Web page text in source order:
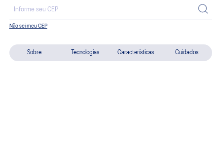
Sobre Tecnologias Características Cuidados
Não sei meu CEP